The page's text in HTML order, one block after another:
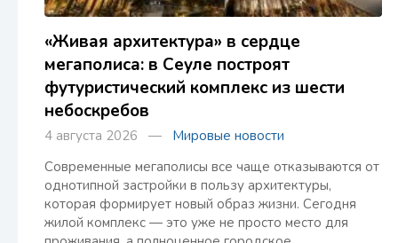
«Живая архитектура» в сердце
мегаполиса: в Сеуле построят
футуристический комплекс из шести
небоскребов
4 августа 2026 — Мировые новости
Современные мегаполисы все чаще отказываются от
однотипной застройки в пользу архитектуры,
которая формирует новый образ жизни. Сегодня
жилой комплекс — это уже не просто место для